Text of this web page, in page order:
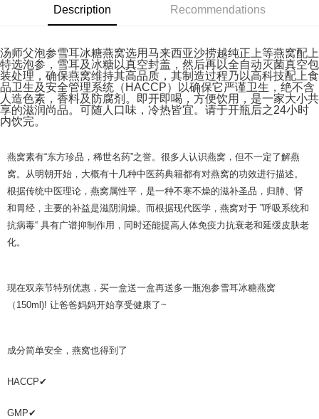
Description Recommendations
汤师父泡参雪耳冰糖燕窝选用马来西亚沙捞越纯正上等燕窝配上
特选泡参，雪耳及冰糖以真空封盖，然后再以全自动灭菌真空包
装处理，确保燕窝维持其高品质，其制造过程乃以高科技配上食
品卫生及安全管理系统（HACCP）以确保它严谨卫生，绝不含
人造色素，香料及防腐剂。即开即喝，方便饮用，是一家大小共
享的滋润尚品。可随人口味，冷热皆宜。请于开瓶后之24小时
内饮完。
燕窝素有“东方珍品，稀世名药”之誉。很多人认识燕窝，但不一定了解燕
窝。从明朝开始，大概有十几种中医药典籍都有对燕窝的功效进行描述。
根据传统中医理论，燕窝属性平，是一种不寒不燥的滋补圣品，归肺、肾
和胃经，主要的补益是滋阴润燥。而根据现代医学，燕窝对于 ”呼吸系统和
抗病毒“ 具有广谱抑制作用，同时还能提高人体免疫力抗衰老和延缓皮肤老
化。
现在双亲节特别优惠，买一盒送一盒再送多一瓶泡参雪耳冰糖燕窝
（150ml)! 让爸爸妈妈开始享受健康了~
成分简单安全，燕窝也得到了
HACCP✔
GMP✔